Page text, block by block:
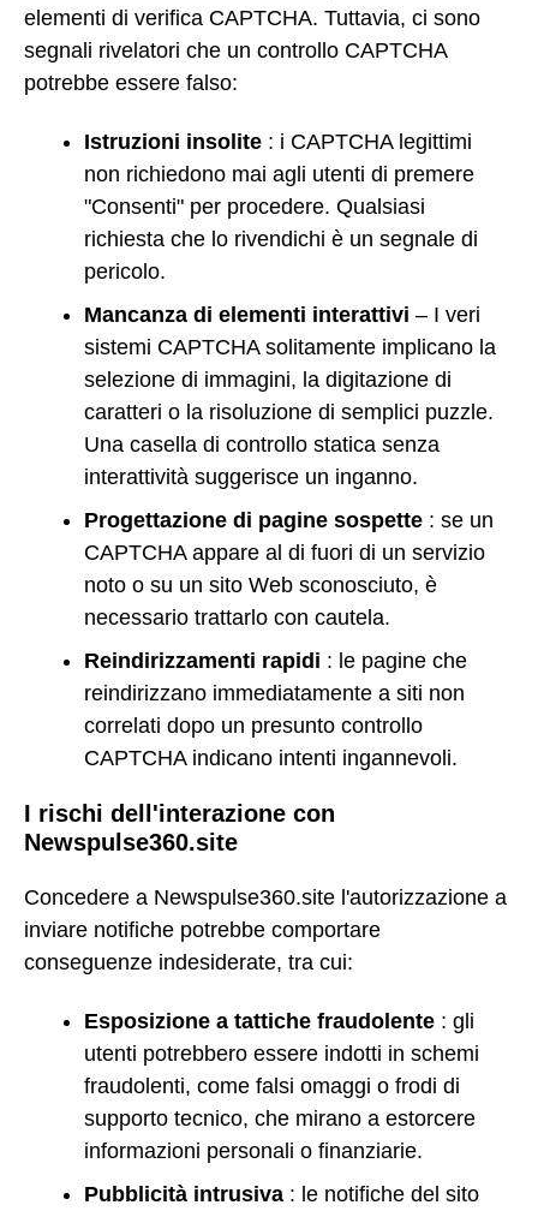
elementi di verifica CAPTCHA. Tuttavia, ci sono
segnali rivelatori che un controllo CAPTCHA
potrebbe essere falso:
Istruzioni insolite : i CAPTCHA legittimi
non richiedono mai agli utenti di premere
"Consenti" per procedere. Qualsiasi
richiesta che lo rivendichi è un segnale di
pericolo.
Mancanza di elementi interattivi – I veri
sistemi CAPTCHA solitamente implicano la
selezione di immagini, la digitazione di
caratteri o la risoluzione di semplici puzzle.
Una casella di controllo statica senza
interattività suggerisce un inganno.
Progettazione di pagine sospette : se un
CAPTCHA appare al di fuori di un servizio
noto o su un sito Web sconosciuto, è
necessario trattarlo con cautela.
Reindirizzamenti rapidi : le pagine che
reindirizzano immediatamente a siti non
correlati dopo un presunto controllo
CAPTCHA indicano intenti ingannevoli.
I rischi dell'interazione con
Newspulse360.site
Concedere a Newspulse360.site l'autorizzazione a
inviare notifiche potrebbe comportare
conseguenze indesiderate, tra cui:
Esposizione a tattiche fraudolente : gli
utenti potrebbero essere indotti in schemi
fraudolenti, come falsi omaggi o frodi di
supporto tecnico, che mirano a estorcere
informazioni personali o finanziarie.
Pubblicità intrusiva : le notifiche del sito